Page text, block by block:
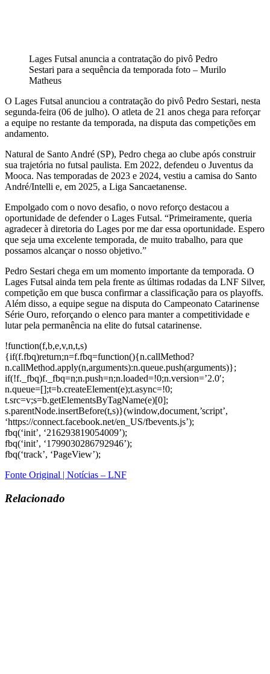
Lages Futsal anuncia a contratação do pivô Pedro
Sestari para a sequência da temporada foto – Murilo
Matheus
O Lages Futsal anunciou a contratação do pivô Pedro Sestari, nesta
segunda-feira (06 de julho). O atleta de 21 anos chega para reforçar
a equipe no restante da temporada, na disputa das competições em
andamento.
Natural de Santo André (SP), Pedro chega ao clube após construir
sua trajetória no futsal paulista. Em 2022, defendeu o Juventus da
Mooca. Nas temporadas de 2023 e 2024, vestiu a camisa do Santo
André/Intelli e, em 2025, a Liga Sancaetanense.
Empolgado com o novo desafio, o novo reforço destacou a
oportunidade de defender o Lages Futsal. “Primeiramente, queria
agradecer à diretoria do Lages por me dar essa oportunidade. Espero
que seja uma excelente temporada, de muito trabalho, para que
possamos alcançar o nosso objetivo.”
Pedro Sestari chega em um momento importante da temporada. O
Lages Futsal ainda tem pela frente as últimas rodadas da LNF Silver,
competição em que busca confirmar a classificação para os playoffs.
Além disso, a equipe segue na disputa do Campeonato Catarinense
Série Ouro, reforçando o elenco para manter a competitividade e
lutar pela permanência na elite do futsal catarinense.
!function(f,b,e,v,n,t,s)
{if(f.fbq)return;n=f.fbq=function(){n.callMethod?
n.callMethod.apply(n,arguments):n.queue.push(arguments)};
if(!f._fbq)f._fbq=n;n.push=n;n.loaded=!0;n.version=’2.0′;
n.queue=[];t=b.createElement(e);t.async=!0;
t.src=v;s=b.getElementsByTagName(e)[0];
s.parentNode.insertBefore(t,s)}(window,document,’script’,
‘https://connect.facebook.net/en_US/fbevents.js’);
fbq(‘init’, ‘216293819054009’);
fbq(‘init’, ‘1799030286792946’);
fbq(‘track’, ‘PageView’);
Fonte Original | Notícias – LNF
Relacionado